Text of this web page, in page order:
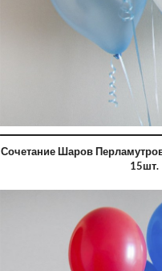
Сочетание Шаров
15шт.